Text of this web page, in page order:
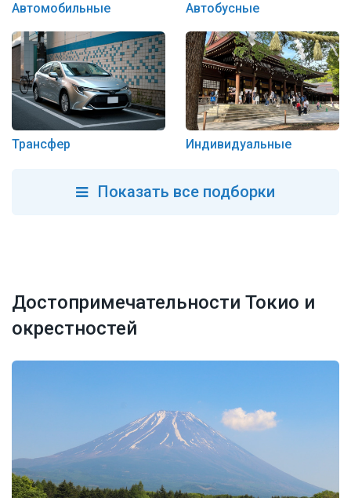
Автомобильные Автобусные
Трансфер Индивидуальные
Показать все подборки
Достопримечательности Токио и
окрестностей